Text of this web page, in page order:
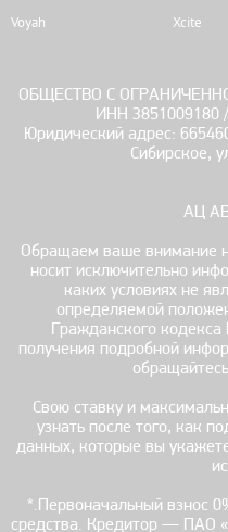
Voyah
Xcite
ОБЩЕСТВО С
ИНН 3851009180
Юридический адрес:
Сибирское,
АЦ
Обращаем ваше внимание
носит исключительно
каких условиях не
определяемой
Гражданского
получения подробной
Свою ставку и
узнать после того, как
данных, которые вы
*.Первоначальный взнос
средства. Кредитор — ПАО